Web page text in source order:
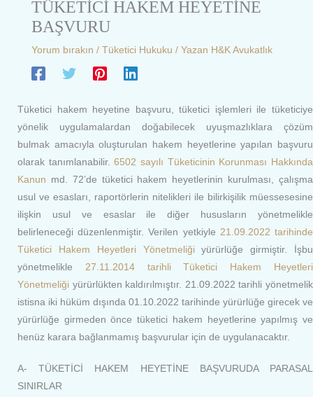
TÜKETİCİ HAKEM HEYETİNE
BAŞVURU
Yorum bırakın / Tüketici Hukuku / Yazan H&K Avukatlık
Tüketici hakem heyetine başvuru, tüketici işlemleri ile tüketiciye
yönelik uygulamalardan doğabilecek uyuşmazlıklara çözüm
bulmak amacıyla oluşturulan hakem heyetlerine yapılan başvuru
olarak tanımlanabilir.6502 sayılı Tüketicinin Korunması Hakkında
Kanun md. 72’de tüketici hakem heyetlerinin kurulması, çalışma
usul ve esasları, raportörlerin nitelikleri ile bilirkişilik müessesesine
ilişkin usul ve esaslar ile diğer hususların yönetmelikle
belirleneceği düzenlenmiştir. Verilen yetkiyle 21.09.2022 tarihinde
Tüketici Hakem Heyetleri Yönetmeliğiyürürlüğe girmiştir. İşbu
yönetmelikle 27.11.2014 tarihli Tüketici Hakem Heyetleri
Yönetmeliği yürürlükten kaldırılmıştır. 21.09.2022 tarihli yönetmelik
istisna iki hüküm dışında 01.10.2022 tarihinde yürürlüğe girecek ve
yürürlüğe girmeden önce tüketici hakem heyetlerine yapılmış ve
henüz karara bağlanmamış başvurular için de uygulanacaktır.
A- TÜKETİCİ HAKEM HEYETİNE BAŞVURUDA PARASAL
SINIRLAR